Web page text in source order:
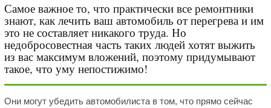
Самое важное то, что практически все ремонтники
знают, как лечить ваш автомобиль от перегрева и им
это не составляет никакого труда. Но
недобросовестная часть таких людей хотят выжить
из вас максимум вложений, поэтому придумывают
такое, что уму непостижимо!
Они могут убедить автомобилиста в том, что прямо сейчас